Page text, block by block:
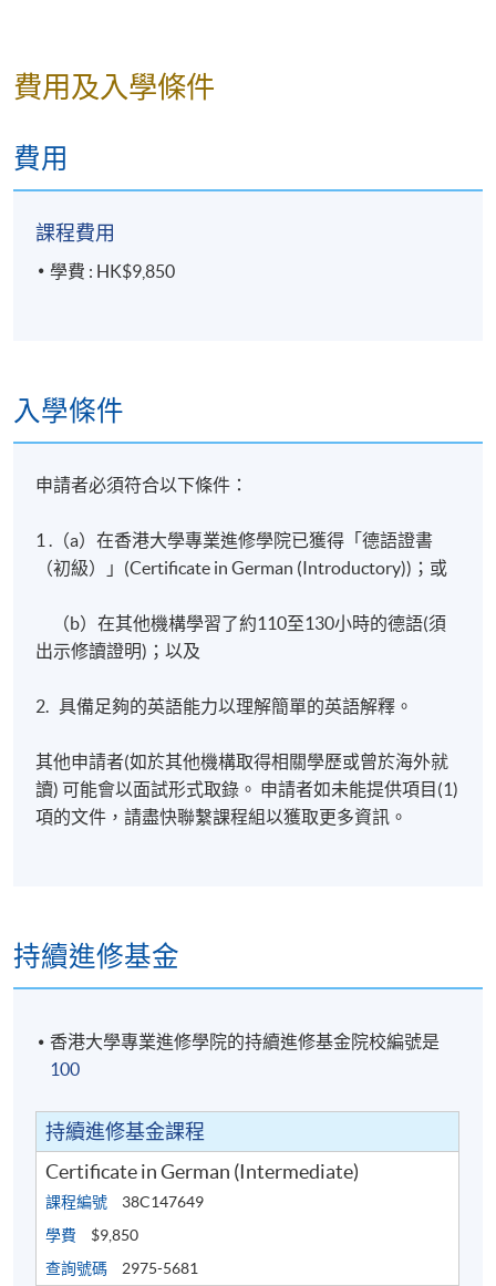
費用及入學條件
費用
課程費用
學費 : HK$9,850
入學條件
申請者必須符合以下條件：
1 .（a）在香港大學專業進修學院已獲得「德語證書
（初級）」(Certificate in German (Introductory))；或
（b）在其他機構學習了約110至130小時的德語(須
出示修讀證明)；以及
2. 具備足夠的英語能力以理解簡單的英語解釋。
其他申請者(如於其他機構取得相關學歷或曾於海外就
讀) 可能會以面試形式取錄。 申請者如未能提供項目(1)
項的文件，請盡快聯繫課程組以獲取更多資訊。
持續進修基金
香港大學專業進修學院的持續進修基金院校編號是
100
持續進修基金課程
Certificate in German (Intermediate)
課程編號
38C147649
學費
$9,850
查詢號碼
2975-5681